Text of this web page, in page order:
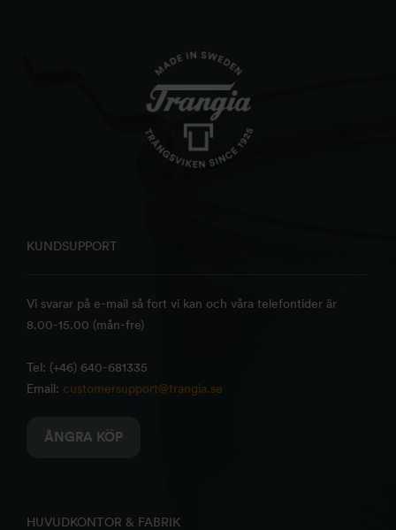
KUNDSUPPORT
Vi svarar på e-mail så fort vi kan och våra telefontider är
8.00-15.00 (mån-fre)
Tel: (+46) 640-681335
Email: customersupport@trangia.se
ÅNGRA KÖP
HUVUDKONTOR & FABRIK